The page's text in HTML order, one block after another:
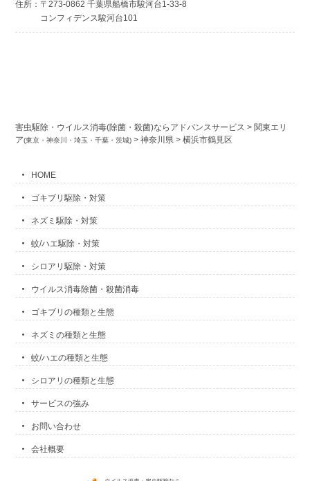
住所：〒273-0862 千葉県船橋市駿河台1-33-8
コンフィデンス駿河台101
害虫駆除・ウイルス消毒(除菌・殺菌)ならアドバンスサービス > 関東エリ
ア(東京・神奈川・埼玉・千葉・茨城) >神奈川県 >横浜市鶴見区
HOME
ゴキブリ駆除・対策
ネズミ駆除・対策
蚊/ハエ駆除・対策
シロアリ駆除・対策
ウイルス消毒除菌・殺菌消毒
ゴキブリの種類と生態
ネズミの種類と生態
蚊/ハエの種類と生態
シロアリの種類と生態
サービスの強み
お問い合わせ
会社概要